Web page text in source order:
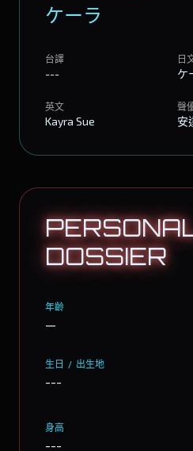
ケーラ
台譯
---
日
ケ
英文
Kayra Sue
聲
安
DOSSIER
年齡
—
生日 / 出生地
---
身高
---